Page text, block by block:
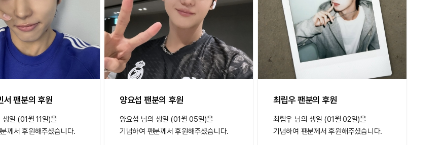
서 팬분의 후원
생일 (01월 11일)을
께서 후원해주셨습니다.
양요섭 팬분의 후원
양요섭 님의 생일 (01월 05일)을
기념하여 팬분께서 후원해주셨습니다.
최립우 팬분의 후원
최립우 님의 생일 (01월 02일)을
기념하여 팬분께서 후원해주셨습니다.